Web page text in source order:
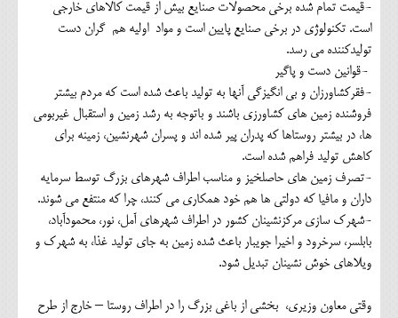
-قیمت تمام شده برخی محصولات صنایع بیش از قیمت کالاهای خارجی
است. تکنولوژی در برخی صنایع پایین است و مواد اولیه هم گران دست
تولیدکننده می رسد.
-قوانین دست و پاگیر
-فقرکشاورزان و بی انگیزگی آنها به تولید باعث شده است که مردم بیشتر
فروشنده زمین های کشاورزی باشند و باتوجه به رشد زمین و استقبال غیربومی
ها، در بیشتر روستاها که پدران پیر شده اند و پسران شهرنشین، زمینه برای
کاهش تولید فراهم شده است.
-تصرف زمین های حاصلخیز و مناسب اطراف شهرهای بزرگ توسط سرمایه
داران و مافیا که دولتی ها هم خود همکاری می کنند، چرا که منتفع می شوند.
-شهرک سازی مرکزنشینان کشور در اطراف شهرهای آمل، نور، محمودآباد،
بابلسر، سرخرود و اخیرا جویبار باعث شده زمین به جای تولید غذا، به شهرک و
ویلاهای خوش نشینان تبدیل شود.
وقتی معاون وزیری، بخشی از باغی بزرگ را در اطراف روستا – خارج از طرح